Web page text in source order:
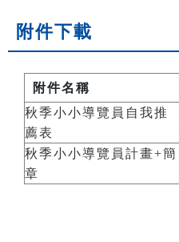
附件下載
附件名稱
秋季小小導覽員自我推
薦表
秋季小小導覽員計畫+簡
章